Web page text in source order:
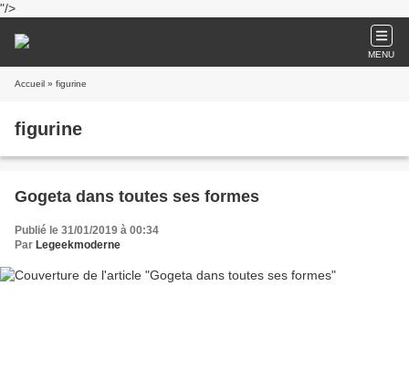
"/>
MENU
Accueil » figurine
figurine
Gogeta dans toutes ses formes
Publié le 31/01/2019 à 00:34
Par Legeekmoderne